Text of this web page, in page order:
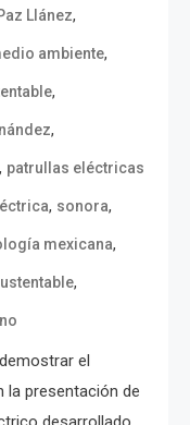
Llánez,
ambiente,
,
,
, patrullas eléctricas
, sonora,
mexicana,
,
el
la presentación de